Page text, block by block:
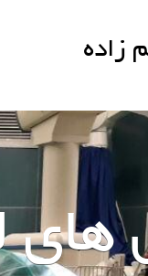
زاده
های